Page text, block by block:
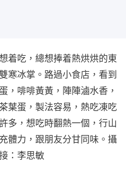
着吃，總想捧着熱烘烘的東
寒冰掌。路過小食店，看到
，啡啡黃黃，陣陣滷水香，
葉蛋，製法容易，熱吃凍吃
多，想吃時翻熱一個，行山
體力，跟朋友分甘同味。攝
：李思敏